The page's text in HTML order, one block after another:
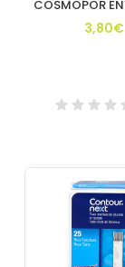
3,80€